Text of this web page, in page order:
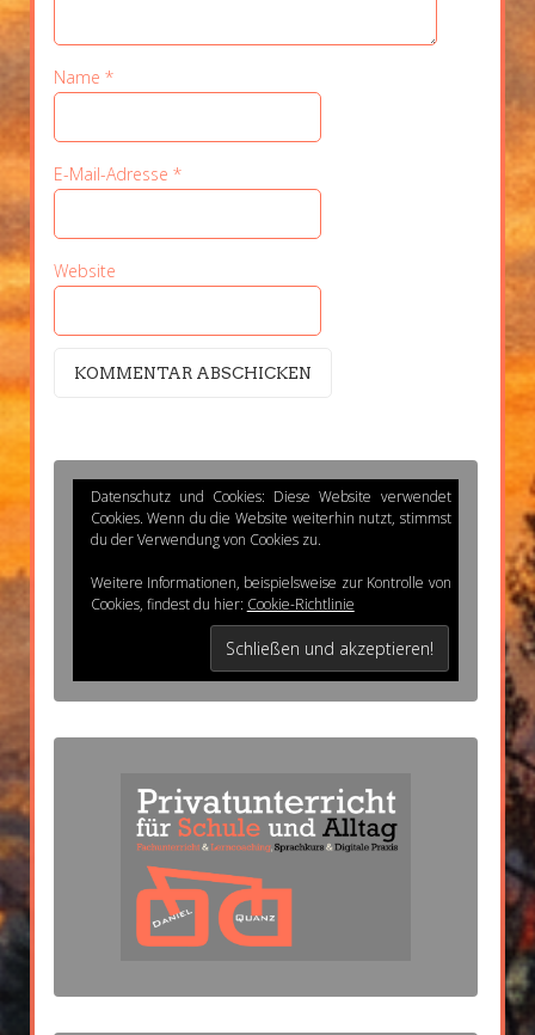
Name *
E-Mail-Adresse *
Website
Datenschutz und Cookies: Diese Website verwendet
Cookies. Wenn du die Website weiterhin nutzt, stimmst
du der Verwendung von Cookies zu.
Weitere Informationen, beispielsweise zur Kontrolle von
Cookies, findest du hier: Cookie-Richtlinie